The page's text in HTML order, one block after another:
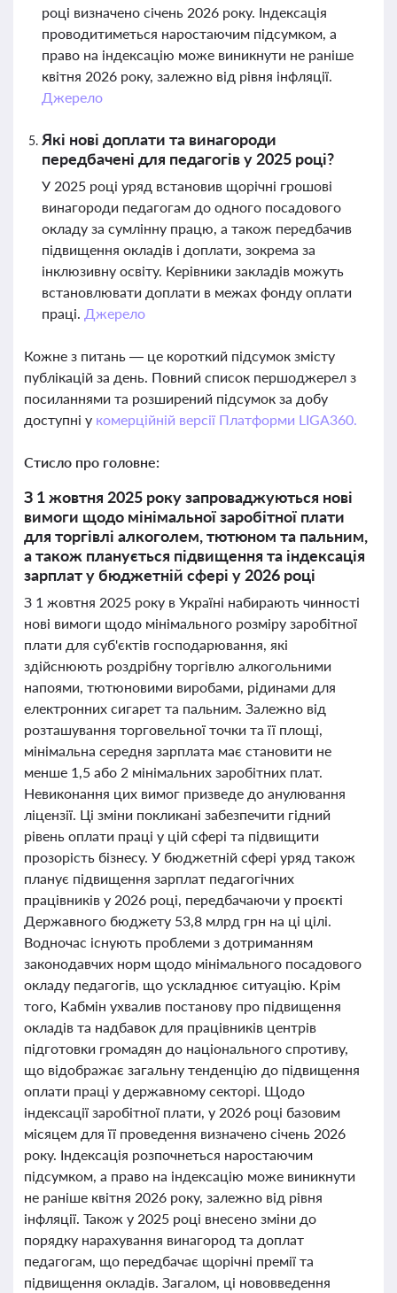
році визначено січень 2026 року. Індексація
проводитиметься наростаючим підсумком, а
право на індексацію може виникнути не раніше
квітня 2026 року, залежно від рівня інфляції.
Джерело
Які нові доплати та винагороди
передбачені для педагогів у 2025 році?
У 2025 році уряд встановив щорічні грошові
винагороди педагогам до одного посадового
окладу за сумлінну працю, а також передбачив
підвищення окладів і доплати, зокрема за
інклюзивну освіту. Керівники закладів можуть
встановлювати доплати в межах фонду оплати
праці. Джерело
Кожне з питань — це короткий підсумок змісту
публікацій за день. Повний список першоджерел з
посиланнями та розширений підсумок за добу
доступні у комерційній версії Платформи LIGA360.
Стисло про головне:
З 1 жовтня 2025 року запроваджуються нові
вимоги щодо мінімальної заробітної плати
для торгівлі алкоголем, тютюном та пальним,
а також планується підвищення та індексація
зарплат у бюджетній сфері у 2026 році
З 1 жовтня 2025 року в Україні набирають чинності
нові вимоги щодо мінімального розміру заробітної
плати для суб'єктів господарювання, які
здійснюють роздрібну торгівлю алкогольними
напоями, тютюновими виробами, рідинами для
електронних сигарет та пальним. Залежно від
розташування торговельної точки та її площі,
мінімальна середня зарплата має становити не
менше 1,5 або 2 мінімальних заробітних плат.
Невиконання цих вимог призведе до анулювання
ліцензії. Ці зміни покликані забезпечити гідний
рівень оплати праці у цій сфері та підвищити
прозорість бізнесу. У бюджетній сфері уряд також
планує підвищення зарплат педагогічних
працівників у 2026 році, передбачаючи у проєкті
Державного бюджету 53,8 млрд грн на ці цілі.
Водночас існують проблеми з дотриманням
законодавчих норм щодо мінімального посадового
окладу педагогів, що ускладнює ситуацію. Крім
того, Кабмін ухвалив постанову про підвищення
окладів та надбавок для працівників центрів
підготовки громадян до національного спротиву,
що відображає загальну тенденцію до підвищення
оплати праці у державному секторі. Щодо
індексації заробітної плати, у 2026 році базовим
місяцем для її проведення визначено січень 2026
року. Індексація розпочнеться наростаючим
підсумком, а право на індексацію може виникнути
не раніше квітня 2026 року, залежно від рівня
інфляції. Також у 2025 році внесено зміни до
порядку нарахування винагород та доплат
педагогам, що передбачає щорічні премії та
підвищення окладів. Загалом, ці нововведення